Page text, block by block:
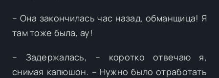
– Она закончилась час назад, обманщица! Я
там тоже была, ау!
– Задержалась, – коротко отвечаю я,
снимая капюшон. – Нужно было отработать